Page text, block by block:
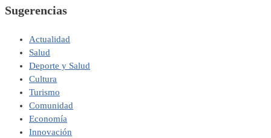
Sugerencias
Actualidad
Salud
Deporte y Salud
Cultura
Turismo
Comunidad
Economía
Innovación